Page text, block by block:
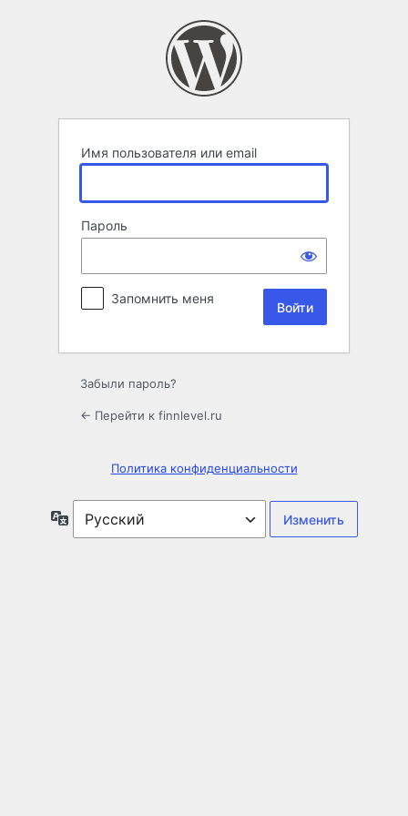
Имя пользователя или email
Пароль
Запомнить меня
Забыли пароль?
← Перейти к finnlevel.ru
Политика конфиденциальности
Язык